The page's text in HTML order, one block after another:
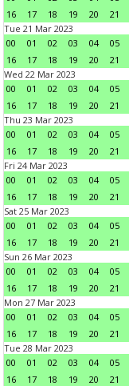
16
17 18 19 20 21
Tue 21 Mar 2023
00
01 02 03 04 05
16
17 18 19 20 21
Wed 22 Mar 2023
00
01 02 03 04 05
16
17 18 19 20 21
Thu 23 Mar 2023
00
01 02 03 04 05
16
17 18 19 20 21
Fri 24 Mar 2023
00
01 02 03 04 05
16
17 18 19 20 21
Sat 25 Mar 2023
00
01 02 03 04 05
16
17 18 19 20 21
Sun 26 Mar 2023
00
01 02 03 04 05
16
17 18 19 20 21
Mon 27 Mar 2023
00
01 02 03 04 05
16
17 18 19 20 21
Tue 28 Mar 2023
00
01 02 03 04 05
16
17 18 19 20 21